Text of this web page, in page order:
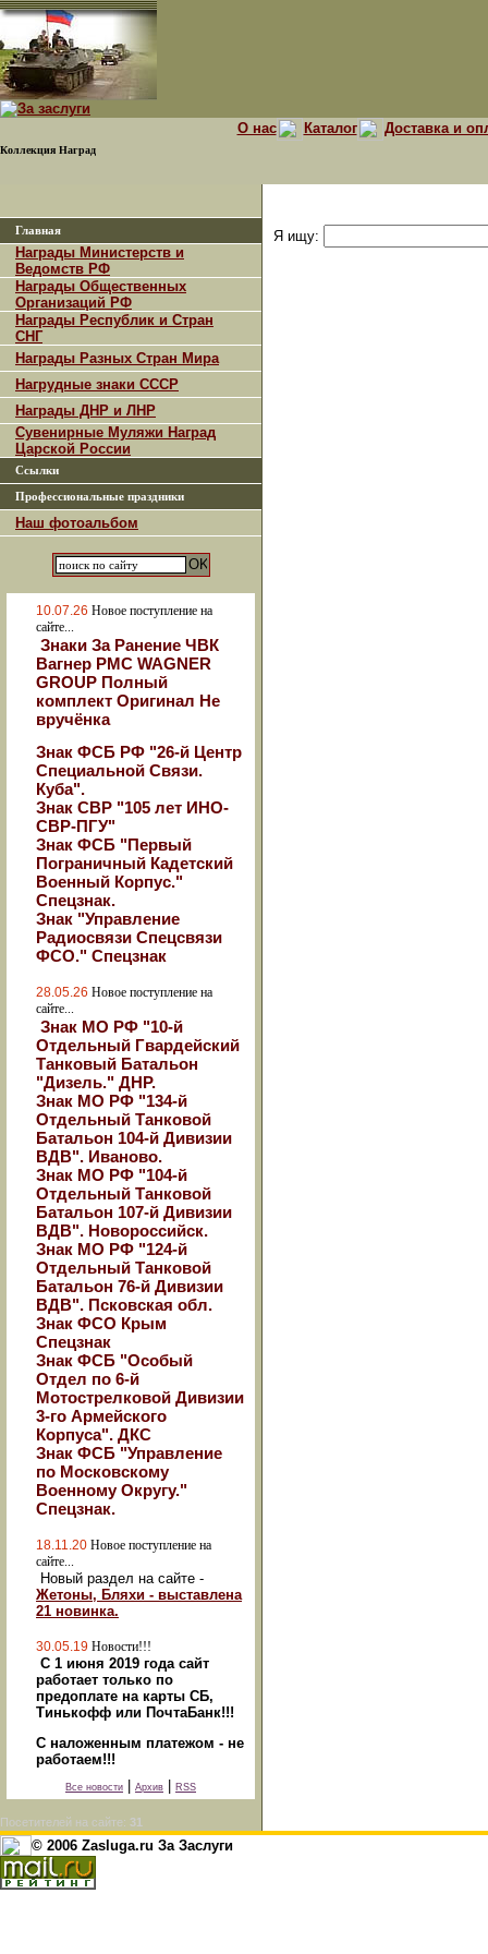
Коллекция Наград
О нас Каталог Доставка и
Главная
Награды Министерств и
Ведомств РФ
Награды Общественных
Организаций РФ
Награды Республик и Стран
СНГ
Награды Разных Стран Мира
Нагрудные знаки СССР
Награды ДНР и ЛНР
Сувенирные Муляжи Наград
Царской России
Ссылки
Профессиональные праздники
Наш фотоальбом
10.07.26 Новое поступление на
сайте...
Знаки За Ранение ЧВК
Вагнер РМС WAGNER
GROUP Полный
комплект Оригинал Не
вручёнка
Знак ФСБ РФ "26-й Центр
Специальной Связи.
Куба".
Знак СВР "105 лет ИНО-
СВР-ПГУ"
Знак ФСБ "Первый
Пограничный Кадетский
Военный Корпус."
Спецзнак.
Знак "Управление
Радиосвязи Спецсвязи
ФСО." Спецзнак
28.05.26 Новое поступление на
сайте...
Знак МО РФ "10-й
Отдельный Гвардейский
Танковый Батальон
"Дизель." ДНР.
Знак МО РФ "134-й
Отдельный Танковой
Батальон 104-й Дивизии
ВДВ". Иваново.
Знак МО РФ "104-й
Отдельный Танковой
Батальон 107-й Дивизии
ВДВ". Новороссийск.
Знак МО РФ "124-й
Отдельный Танковой
Батальон 76-й Дивизии
ВДВ". Псковская обл.
Знак ФСО Крым
Спецзнак
Знак ФСБ "Особый
Отдел по 6-й
Мотострелковой Дивизии
3-го Армейского
Корпуса". ДКС
Знак ФСБ "Управление
по Московскому
Военному Округу."
Спецзнак.
18.11.20 Новое поступление на
сайте...
Новый раздел на сайте -
Жетоны, Бляхи - выставлена
21 новинка.
30.05.19 Новости!!!
С 1 июня 2019 года сайт
работает только по
предоплате на карты СБ,
Тинькофф или ПочтаБанк!!!
С наложенным платежом - не
работаем!!!
Все новости Архив RSS
Посетителей на сайте: 31
Я ищу:
© 2006 Zasluga.ru За Заслуги